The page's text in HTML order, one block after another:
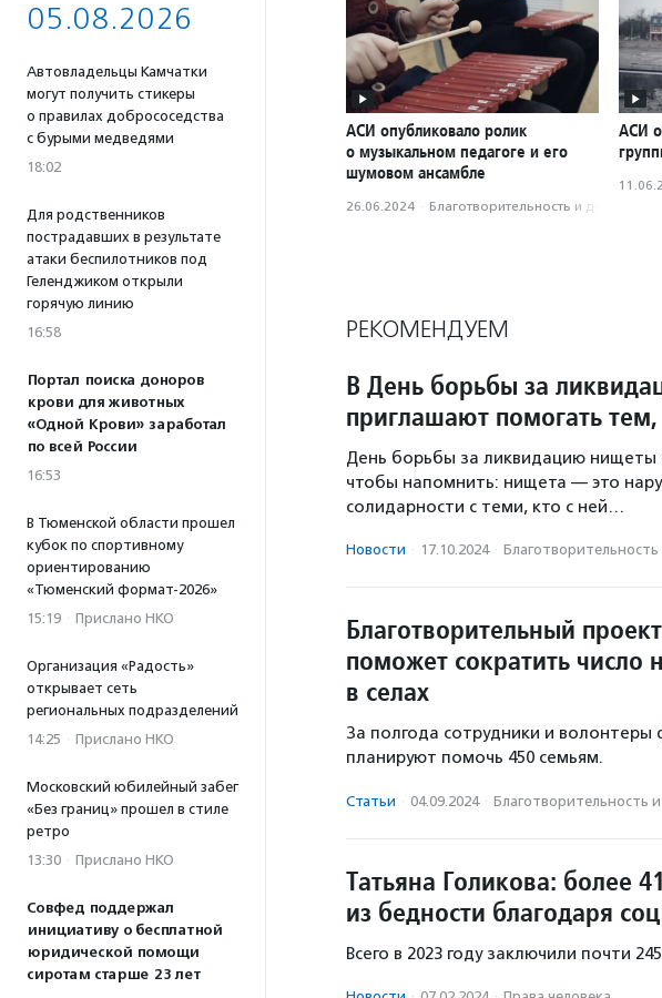
05.08.2026
Автовладельцы Камчатки
могут получить стикеры
о правилах добрососедства
с бурыми медведями
18:02
Для родственников
пострадавших в результате
атаки беспилотников под
Геленджиком открыли
горячую линию
16:58
Портал поиска доноров
крови для животных
«Одной Крови» заработал
по всей России
16:53
В Тюменской области прошел
кубок по спортивному
ориентированию
«Тюменский формат-2026»
15:19 · Прислано НКО
Организация «Радость»
открывает сеть
региональных подразделений
14:25 · Прислано НКО
Московский юбилейный забег
«Без границ» прошел в стиле
ретро
13:30 · Прислано НКО
Совфед поддержал
инициативу о бесплатной
юридической помощи
сиротам старше 23 лет
АСИ опубликовало ролик
о музыкальном педагоге и его
шумовом ансамбле
26.06.2024 · Благотвори­тель­ность и
АСИ
РЕКОМЕНДУЕМ
В День борьбы за
приглашают помогать
День борьбы за ликвидацию нищеты
чтобы напомнить: нищета — это
солидарности с теми, кто с ней…
Новости · 17.10.2024 ·
Благотворительный
поможет сократить
в селах
За полгода сотрудники и
планируют помочь 450 семьям.
Статьи · 04.09.2024 · Благотвори­тель­ность
Татьяна Голикова: более
из бедности благодаря
Всего в 2023 году заключили почти